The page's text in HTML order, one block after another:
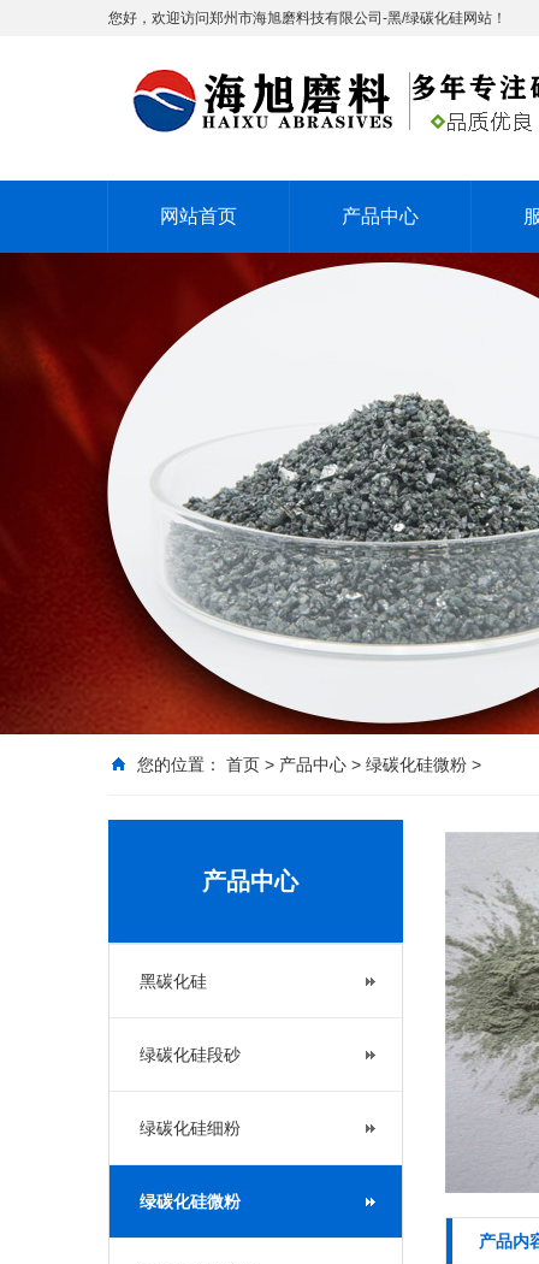
您好，欢迎访问郑州市海旭磨料技有限公司-黑/绿碳化硅网站！
网站首页 产品中心
您的位置： 首页 > 产品中心 > 绿碳化硅微粉 >
产品中心
黑碳化硅
绿碳化硅段砂
绿碳化硅细粉
绿碳化硅微粉
产品内